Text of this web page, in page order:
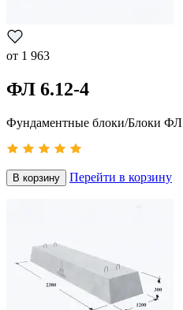
от 1 963
ФЛ 6.12-4
Фундаментные блоки/Блоки ФЛ
В корзину Перейти в корзину